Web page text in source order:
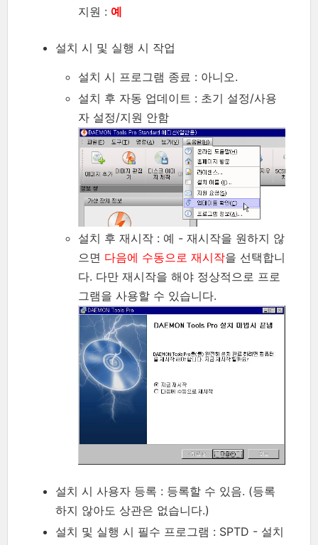
지원 : 예
설치 시 및 실행 시 작업
설치 시 프로그램 종료 : 아니오.
설치 후 자동 업데이트 : 초기 설정/사용
자 설정/지원 안함
설치 후 재시작 : 예 - 재시작을 원하지 않
으면 다음에 수동으로 재시작을 선택합니
다. 다만 재시작을 해야 정상적으로 프로
그램을 사용할 수 있습니다.
설치 시 사용자 등록 : 등록할 수 있음. (등록
하지 않아도 상관은 없습니다.)
설치 및 실행 시 필수 프로그램 : SPTD - 설치